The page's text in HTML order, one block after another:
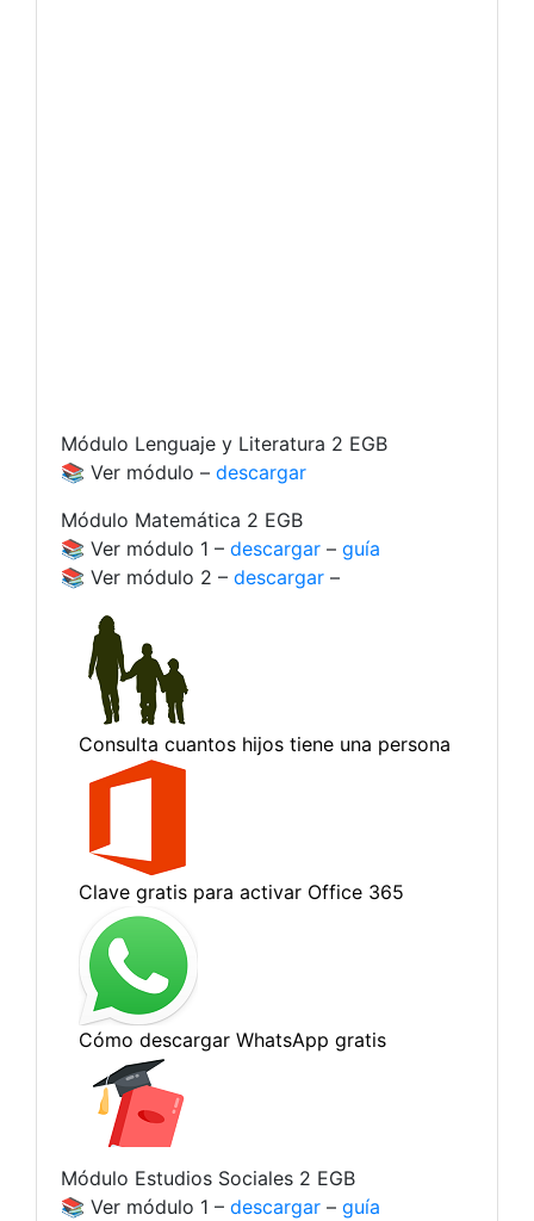
Módulo Lenguaje y Literatura 2 EGB
📚 Ver módulo – descargar
Módulo Matemática 2 EGB
📚 Ver módulo 1 – descargar – guía
📚 Ver módulo 2 – descargar –
Módulo Estudios Sociales 2 EGB
📚 Ver módulo 1 – descargar – guía